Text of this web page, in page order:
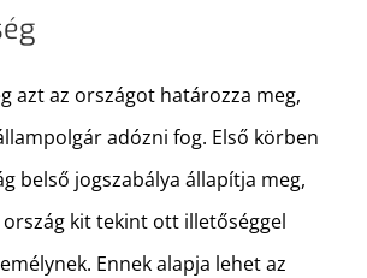
azt az országot határozza meg,
adózni fog. Első körben
belső jogszabálya állapítja meg,
kit tekint ott illetőséggel
Ennek alapja lehet az